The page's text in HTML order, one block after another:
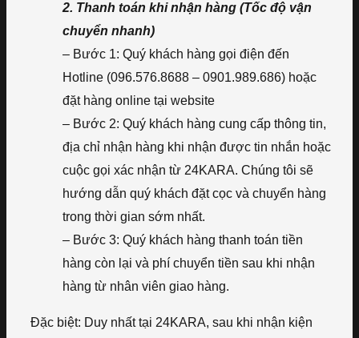
2. Thanh toán khi nhận hàng (Tốc độ vận
chuyển nhanh)
– Bước 1: Quý khách hàng gọi điện đến
Hotline (096.576.8688 – 0901.989.686) hoặc
đặt hàng online tại website
– Bước 2: Quý khách hàng cung cấp thông tin,
địa chỉ nhận hàng khi nhận được tin nhắn hoặc
cuộc gọi xác nhận từ 24KARA. Chúng tôi sẽ
hướng dẫn quý khách đặt cọc và chuyển hàng
trong thời gian sớm nhất.
– Bước 3: Quý khách hàng thanh toán tiền
hàng còn lại và phí chuyển tiền sau khi nhận
hàng từ nhân viên giao hàng.
Đặc biệt: Duy nhất tại 24KARA, sau khi nhận kiện